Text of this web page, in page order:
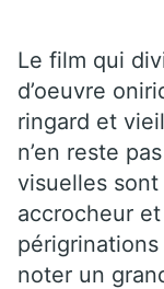
Le film qui
d’oeuvre
ringard et
n’en reste
visuelles
accrocheur
noter un